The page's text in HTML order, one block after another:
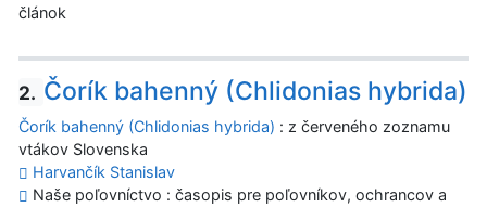
článok
2. Čorík bahenný (Chlidonias hybrida)
Čorík bahenný (Chlidonias hybrida) : z červeného zoznamu
vtákov Slovenska
Harvančík Stanislav
Naše poľovníctvo : časopis pre poľovníkov, ochrancov a